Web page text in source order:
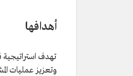
أهدافها
تهدف استراتيجية
وتعزيز عمليات